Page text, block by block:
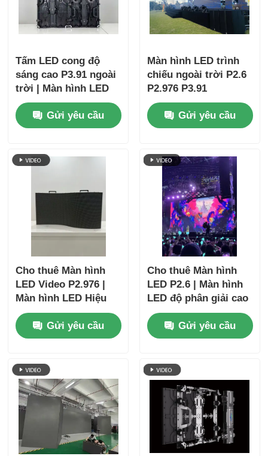
Tấm LED cong độ
sáng cao P3.91 ngoài
trời | Màn hình LED
di động & Tường LED
cho sự kiện doanh
nghiệp
Gửi yêu cầu
Màn hình LED trình
chiếu ngoài trời P2.6
P2.976 P3.91
Gửi yêu cầu
Cho thuê Màn hình
LED Video P2.976 |
Màn hình LED Hiệu
suất mượt mà cho
Buổi hòa nhạc
Gửi yêu cầu
Cho thuê Màn hình
LED P2.6 | Màn hình
LED độ phân giải cao
cho các sự kiện xem
gần
Gửi yêu cầu